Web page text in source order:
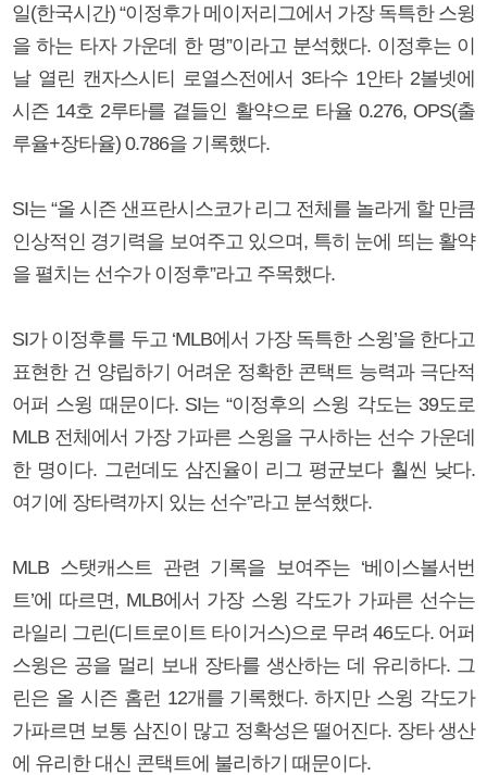
일(한국시간) “이정후가 메이저리그에서 가장 독특한 스윙
을 하는 타자 가운데 한 명”이라고 분석했다. 이정후는 이
날 열린 캔자스시티 로열스전에서 3타수 1안타 2볼넷에
시즌 14호 2루타를 곁들인 활약으로 타율 0.276, OPS(출
루율+장타율) 0.786을 기록했다.
SI는 “올 시즌 샌프란시스코가 리그 전체를 놀라게 할 만큼
인상적인 경기력을 보여주고 있으며, 특히 눈에 띄는 활약
을 펼치는 선수가 이정후”라고 주목했다.
SI가 이정후를 두고 ‘MLB에서 가장 독특한 스윙’을 한다고
표현한 건 양립하기 어려운 정확한 콘택트 능력과 극단적
어퍼 스윙 때문이다. SI는 “이정후의 스윙 각도는 39도로
MLB 전체에서 가장 가파른 스윙을 구사하는 선수 가운데
한 명이다. 그런데도 삼진율이 리그 평균보다 훨씬 낮다.
여기에 장타력까지 있는 선수”라고 분석했다.
MLB 스탯캐스트 관련 기록을 보여주는 ‘베이스볼서번
트’에 따르면, MLB에서 가장 스윙 각도가 가파른 선수는
라일리 그린(디트로이트 타이거스)으로 무려 46도다. 어퍼
스윙은 공을 멀리 보내 장타를 생산하는 데 유리하다. 그
린은 올 시즌 홈런 12개를 기록했다. 하지만 스윙 각도가
가파르면 보통 삼진이 많고 정확성은 떨어진다. 장타 생산
에 유리한 대신 콘택트에 불리하기 때문이다.